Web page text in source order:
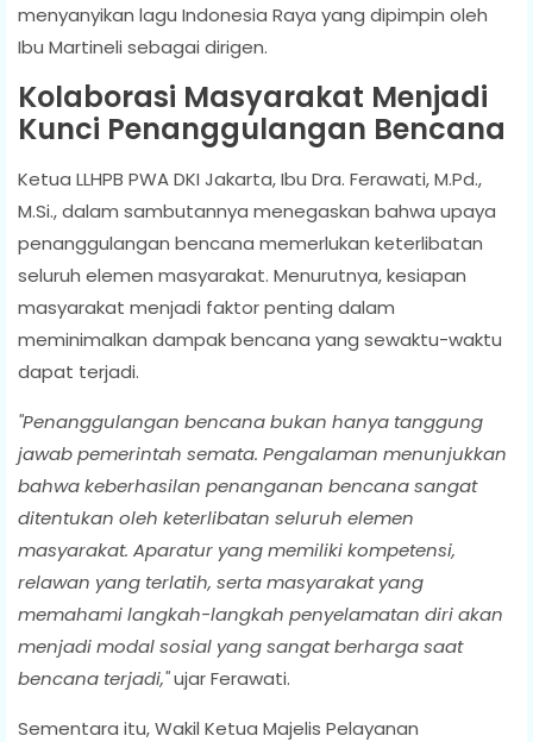
menyanyikan lagu Indonesia Raya yang dipimpin oleh
Ibu Martineli sebagai dirigen.
Kolaborasi Masyarakat Menjadi
Kunci Penanggulangan Bencana
Ketua LLHPB PWA DKI Jakarta, Ibu Dra. Ferawati, M.Pd.,
M.Si., dalam sambutannya menegaskan bahwa upaya
penanggulangan bencana memerlukan keterlibatan
seluruh elemen masyarakat. Menurutnya, kesiapan
masyarakat menjadi faktor penting dalam
meminimalkan dampak bencana yang sewaktu-waktu
dapat terjadi.
"Penanggulangan bencana bukan hanya tanggung
jawab pemerintah semata. Pengalaman menunjukkan
bahwa keberhasilan penanganan bencana sangat
ditentukan oleh keterlibatan seluruh elemen
masyarakat. Aparatur yang memiliki kompetensi,
relawan yang terlatih, serta masyarakat yang
memahami langkah-langkah penyelamatan diri akan
menjadi modal sosial yang sangat berharga saat
bencana terjadi,"ujar Ferawati.
Sementara itu, Wakil Ketua Majelis Pelayanan